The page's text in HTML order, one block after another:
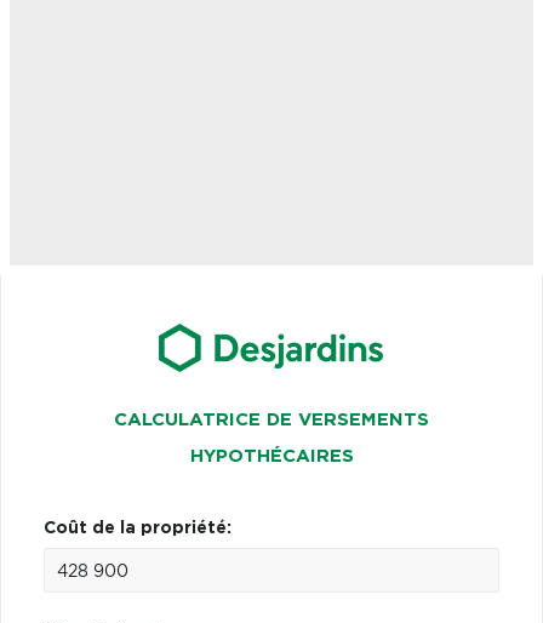
CALCULATRICE DE VERSEMENTS
HYPOTHÉCAIRES
Coût de la propriété: